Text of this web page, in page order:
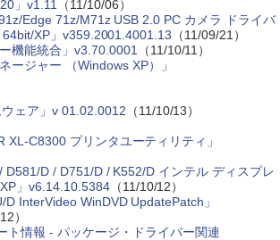
」v1.11
（11/10/06）
Edge 71z/M71z USB 2.0 PC カメラ ドライバ
XP」v359.2001.4001.13 （11/09/21）
機能統合」v3.70.0001
（11/10/11）
ージャー （Windows XP）」
ウェア」v 01.02.0012 （11/10/13）
XL-C8300 プリンタユーティリティ」
D581/D / D751/D / K552/D インテル ディスプレ
」v6.14.10.5384（11/10/12）
D InterVideo WinDVD UpdatePatch」
）
ト情報 - パッケージ・ドライバー関連